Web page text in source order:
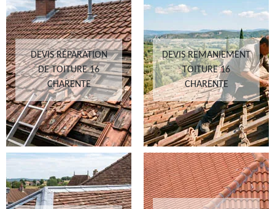
DEVIS RÉPARATION
DE TOITURE 16
CHARENTE
DEVIS REMANIEMENT
TOITURE 16
CHARENTE